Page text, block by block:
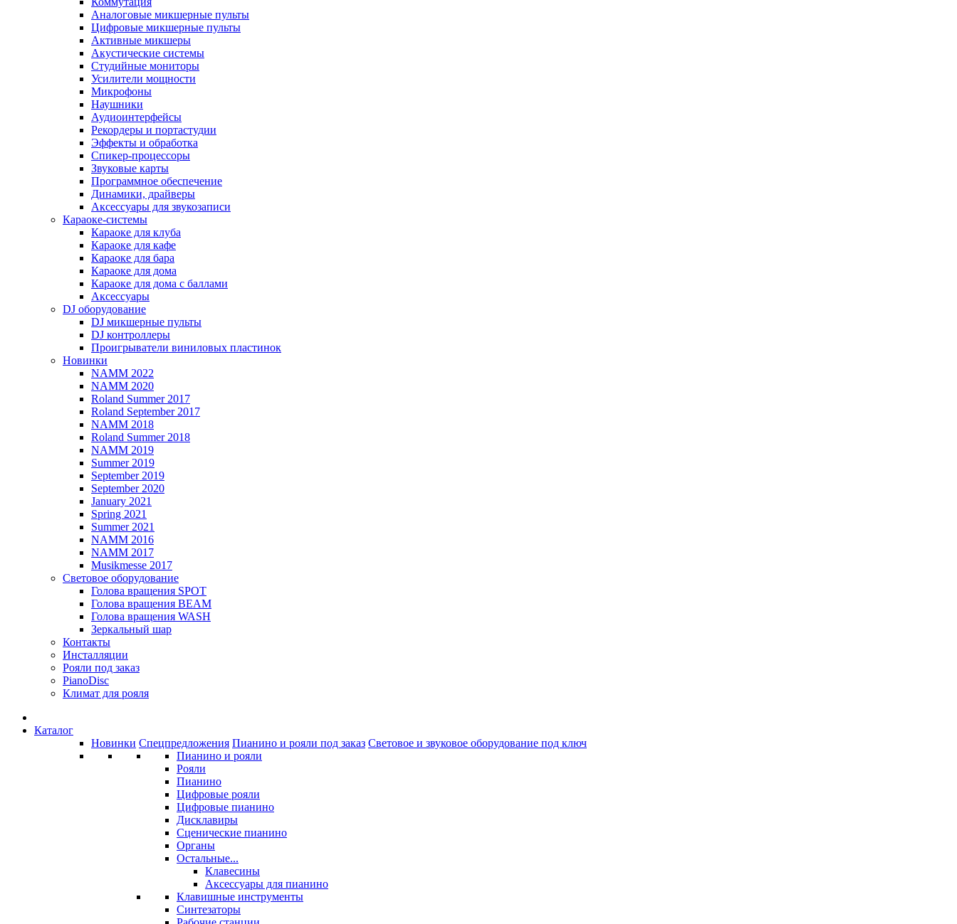
Аналоговые микшерные пульты
Цифровые микшерные пульты
Активные микшеры
Акустические системы
Студийные мониторы
Усилители мощности
Микрофоны
Наушники
Аудиоинтерфейсы
Рекордеры и портастудии
Эффекты и обработка
Спикер-процессоры
Звуковые карты
Программное обеспечение
Динамики, драйверы
Аксессуары для звукозаписи
Караоке-системы
Караоке для клуба
Караоке для кафе
Караоке для бара
Караоке для дома
Караоке для дома с баллами
Аксессуары
DJ оборудование
DJ микшерные пульты
DJ контроллеры
Проигрыватели виниловых пластинок
Новинки
NAMM 2022
NAMM 2020
Roland Summer 2017
Roland September 2017
NAMM 2018
Roland Summer 2018
NAMM 2019
Summer 2019
September 2019
September 2020
January 2021
Spring 2021
Summer 2021
NAMM 2016
NAMM 2017
Musikmesse 2017
Световое оборудование
Голова вращения SPOT
Голова вращения BEAM
Голова вращения WASH
Зеркальный шар
Контакты
Инсталляции
Рояли под заказ
PianoDisc
Климат для рояля
Каталог
Новинки Спецпредложения Пианино и рояли под заказ Световое и звуковое оборудование под ключ
Пианино и рояли
Рояли
Пианино
Цифровые рояли
Цифровые пианино
Дисклавиры
Сценические пианино
Органы
Остальные...
Клавесины
Аксессуары для пианино
Клавишные инструменты
Синтезаторы